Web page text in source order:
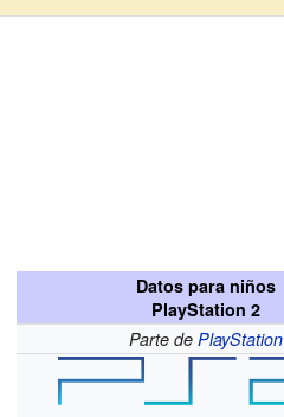
Datos para niños
PlayStation 2
Parte dePlayStation